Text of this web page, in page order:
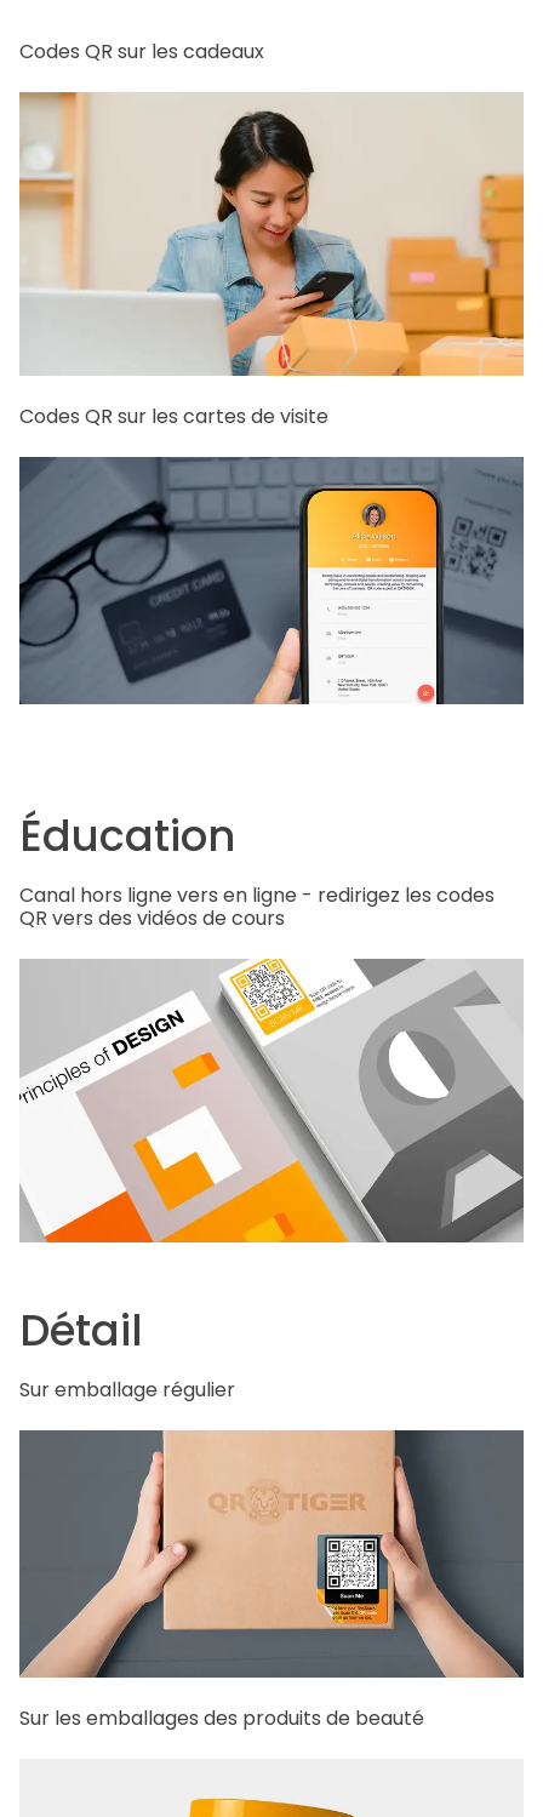
Codes QR sur les cadeaux
Codes QR sur les cartes de visite
Éducation
Canal hors ligne vers en ligne - redirigez les codes
QR vers des vidéos de cours
Détail
Sur emballage régulier
Sur les emballages des produits de beauté